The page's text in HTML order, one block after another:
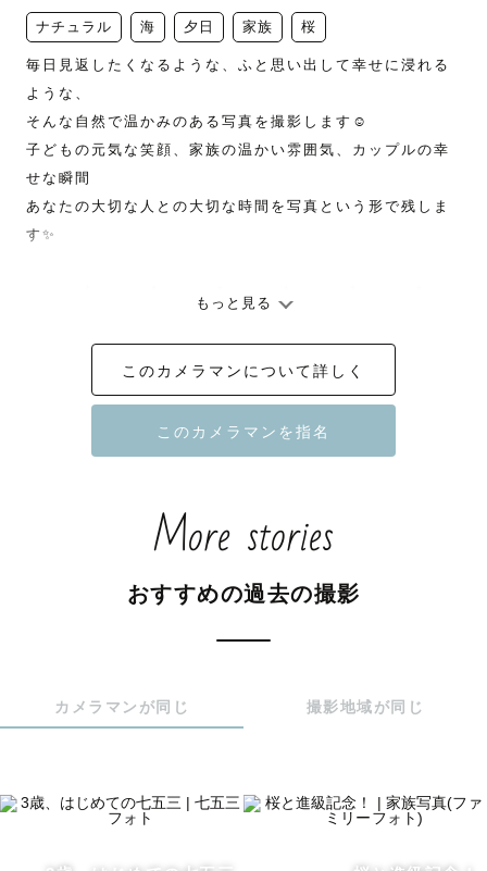
ナチュラル 海 夕日 家族 桜
毎日見返したくなるような、ふと思い出して幸せに浸れる
ような、
そんな自然で温かみのある写真を撮影します☺️
子どもの元気な笑顔、家族の温かい雰囲気、カップルの幸
せな瞬間
あなたの大切な人との大切な時間を写真という形で残しま
す✨
【自己紹介📝】
はじめまして！ラブグラファーの『まーさ』と申します。
神奈川県全域を主な対象として活動しています。
行動範囲は広めですので、周辺県(東京/静岡/山梨/その他全
※デビューしてから3年間は静岡/山梨で撮影していまし
一度撮影させていただいたリピーター様も、拠点は変わ
撮影日当日までに事前に撮りたい写真や雰囲気をヒアリン
①撮影をご依頼していただいた想いに応えます！
もっと見る
このカメラマンについて詳しく
More stories
おすすめの過去の撮影
カメラマンが同じ 撮影地域が同じ